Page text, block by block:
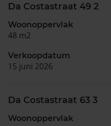
Da Costastraat 49 2
Woonoppervlak
48 m2
Verkoopdatum
15 juni 2026
Da Costastraat 63 3
Woonoppervlak